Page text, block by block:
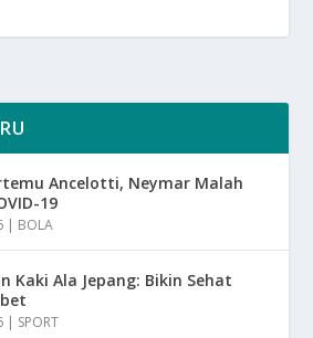
Ancelotti, Neymar Malah
19
| BOLA
Kaki Ala Jepang: Bikin Sehat
| SPORT